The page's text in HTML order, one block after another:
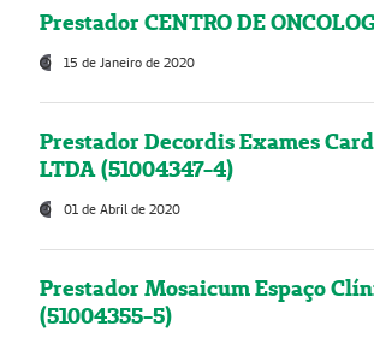
Prestador CENTRO DE
15 de Janeiro de 2020
Prestador Decordis Exames
LTDA (51004347-4)
01 de Abril de 2020
Prestador Mosaicum Espaço
(51004355-5)